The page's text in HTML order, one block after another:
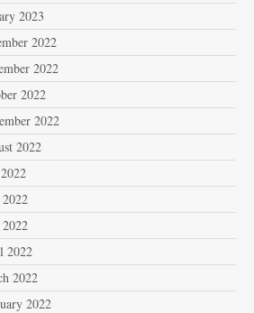
2023
2022
2022
2022
2022
2022
2022
2022
2022
2022